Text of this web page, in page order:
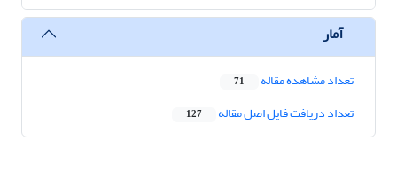
آمار
تعداد مشاهده مقاله 71
تعداد دریافت فایل اصل مقاله 127